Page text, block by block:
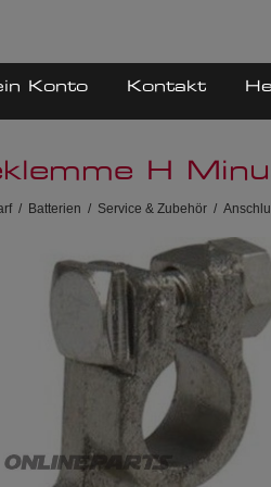
Konto Kontakt
H
/ Batterien / Service & Zubehör /